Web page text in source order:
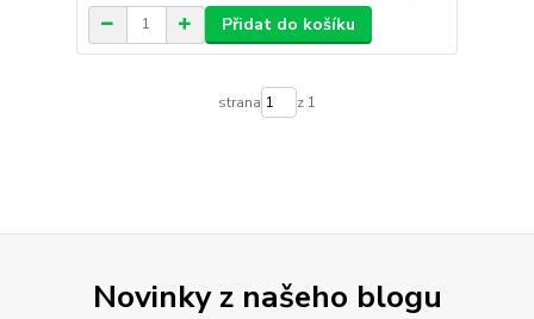
Přidat do košíku
strana z 1
Novinky z našeho blogu